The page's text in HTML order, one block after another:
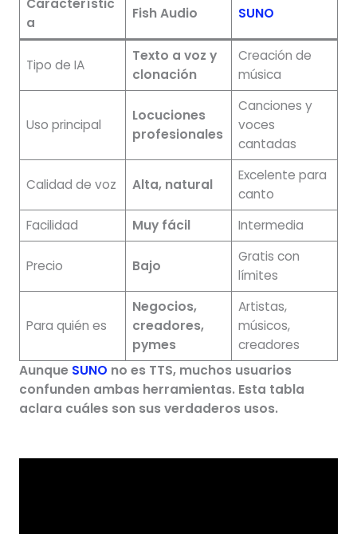
Característic
a
Fish Audio SUNO
Tipo de IA
Texto a voz y
clonación
Creación de
música
Uso principal
Locuciones
profesionales
Canciones y
voces
cantadas
Calidad de voz Alta, natural
Excelente para
canto
Facilidad
Muy fácil Intermedia
Precio Bajo
Gratis con
límites
Para quién es
Negocios,
creadores,
pymes
Artistas,
músicos,
creadores
Aunque SUNO no es TTS, muchos usuarios
confunden ambas herramientas. Esta tabla
aclara cuáles son sus verdaderos usos.